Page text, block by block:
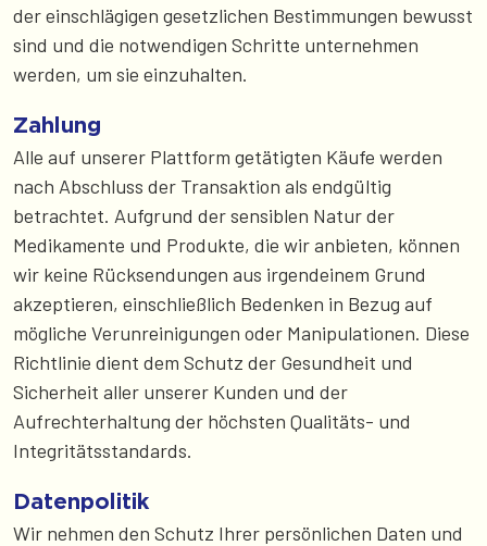
der einschlägigen gesetzlichen Bestimmungen bewusst
sind und die notwendigen Schritte unternehmen
werden, um sie einzuhalten.
Zahlung
Alle auf unserer Plattform getätigten Käufe werden
nach Abschluss der Transaktion als endgültig
betrachtet. Aufgrund der sensiblen Natur der
Medikamente und Produkte, die wir anbieten, können
wir keine Rücksendungen aus irgendeinem Grund
akzeptieren, einschließlich Bedenken in Bezug auf
mögliche Verunreinigungen oder Manipulationen. Diese
Richtlinie dient dem Schutz der Gesundheit und
Sicherheit aller unserer Kunden und der
Aufrechterhaltung der höchsten Qualitäts- und
Integritätsstandards.
Datenpolitik
Wir nehmen den Schutz Ihrer persönlichen Daten und